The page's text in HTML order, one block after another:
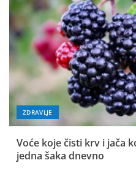
ZDRAVLJE
Voće koje čisti krv i jača
jedna šaka dnevno